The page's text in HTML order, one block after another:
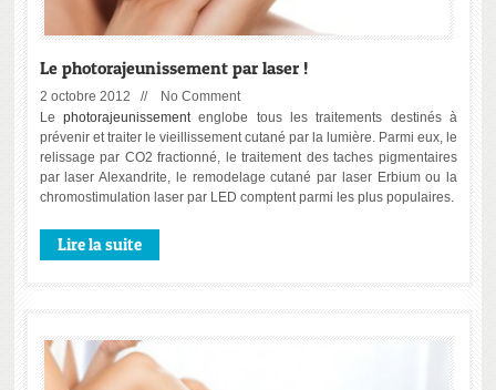
Le photorajeunissement par laser !
2 octobre 2012 //
No Comment
Le photorajeunissementenglobe tous les traitements destinés à
prévenir et traiter le vieillissement cutané par la lumière. Parmi eux, le
relissage par CO2 fractionné, le traitement des taches pigmentaires
par laser Alexandrite, le remodelage cutané par laser Erbium ou la
chromostimulation laser par LED comptent parmi les plus populaires.
Lire la suite